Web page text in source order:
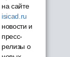
на сайте
isicad.ru
новости и
пресс-
релизы о